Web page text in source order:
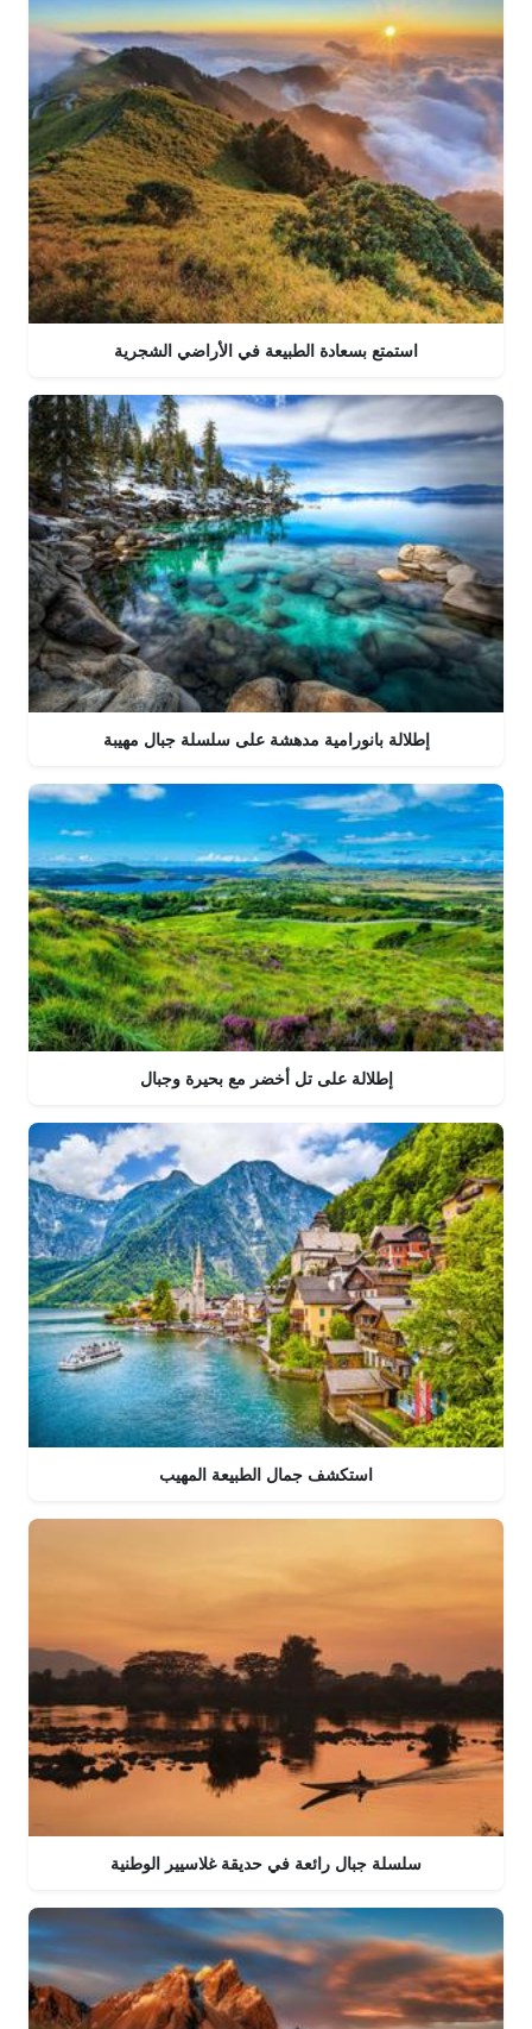
استمتع بسعادة الطبيعة في الأراضي الشجرية
إطلالة بانورامية مدهشة على سلسلة جبال مهيبة
إطلالة على تل أخضر مع بحيرة وجبال
استكشف جمال الطبيعة المهيب
سلسلة جبال رائعة في حديقة غلاسيير الوطنية